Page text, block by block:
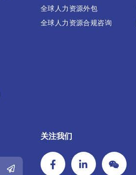
全球人力资源外包
全球人力资源合规咨询
关注我们